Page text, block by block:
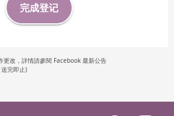
完成登记
更改，詳情請參閱 Facebook 最新公告
完即止)